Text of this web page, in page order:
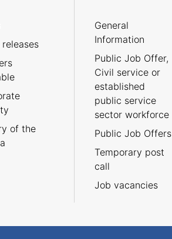
releases
of the
General
Information
Public Job Offer,
Civil service or
established
public service
sector workforce
Public Job Offers
Temporary post
call
Job vacancies